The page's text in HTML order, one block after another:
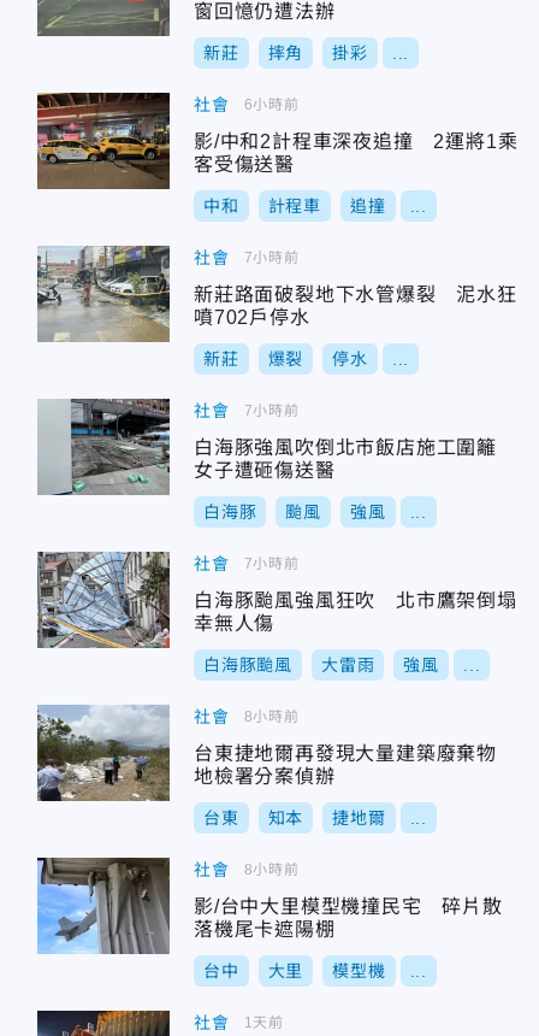
窗回憶仍遭法辦
新莊 摔角 掛彩
社會
影/中和2計程車深夜追撞 2運將1乘
客受傷送醫
中和 計程車 追撞
6小時前
社會
新莊路面破裂地下水管爆裂 泥水狂
噴702戶停水
新莊 爆裂 停水
7小時前
社會
白海豚強風吹倒北市飯店施工圍籬
女子遭砸傷送醫
白海豚 颱風 強風
7小時前
社會
白海豚颱風強風狂吹 北市鷹架倒塌
幸無人傷
白海豚颱風 大雷雨 強風
7小時前
社會
台東捷地爾再發現大量建築廢棄物
地檢署分案偵辦
台東 知本 捷地爾
8小時前
社會
影/台中大里模型機撞民宅 碎片散
落機尾卡遮陽棚
台中 大里 模型機
8小時前
社會 1天前